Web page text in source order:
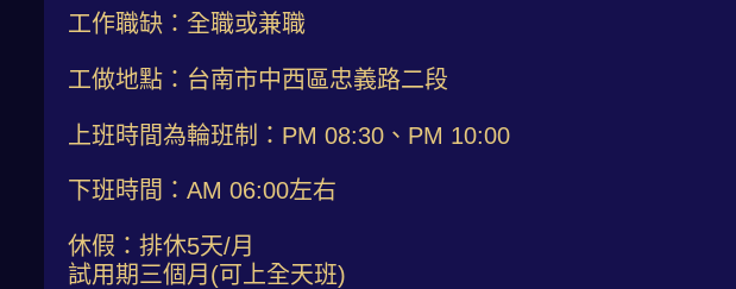
工作職缺：全職或兼職
工做地點：台南市中西區忠義路二段
上班時間為輪班制：PM 08:30、PM 10:00
下班時間：AM 06:00左右
休假：排休5天/月
試用期三個月(可上全天班)